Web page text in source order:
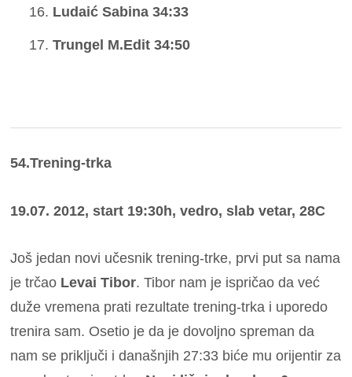
Ludaić Sabina 34:33
Trungel M.Edit 34:50
54.Trening-trka
19.07. 2012, start 19:30h, vedro, slab vetar, 28C
Još jedan novi učesnik trening-trke, prvi put sa nama
je trčao Levai Tibor. Tibor nam je ispričao da već
duže vremena prati rezultate trening-trka i uporedo
trenira sam. Osetio je da je dovoljno spreman da
nam se priključi i današnjih 27:33 biće mu orijentir za